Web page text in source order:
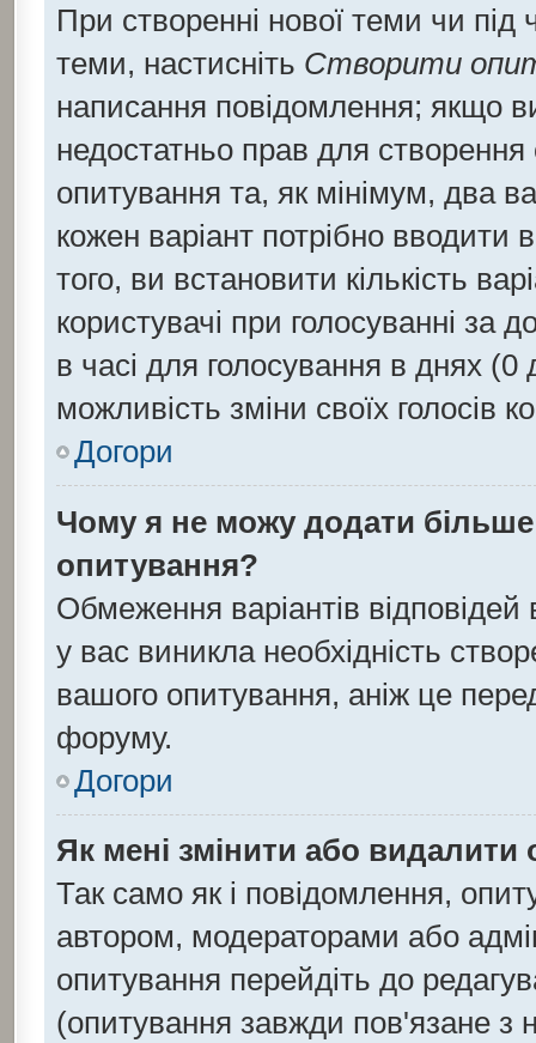
При створенні нової теми чи
теми, настисніть Створити
написання повідомлення; якщо
недостатньо прав для
опитування та, як мінімум, два
кожен варіант потрібно вводити
того, ви встановити кількість
користувачі при голосуванні
в часі для голосування в днях (0
можливість зміни своїх голосів
Догори
Чому я не можу додати більше
опитування?
Обмеження варіантів
у вас виникла необхідність
вашого опитування, аніж це
форуму.
Догори
Як мені змінити або видалити
Так само як і повідомлення,
автором, модераторами або
опитування перейдіть до
(опитування завжди пов'язане з